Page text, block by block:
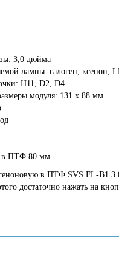
3,0 дюйма
лампы: галоген, ксенон,
H11, D2, D4
модуля: 131 х 88 мм
в ПТФ 80 мм
в ПТФ SVS FL-B1
достаточно нажать на